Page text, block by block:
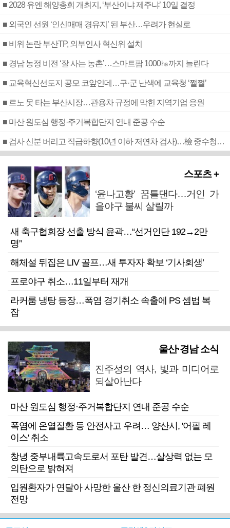
■ 2028 유엔 해양총회 개최지, ‘부산이냐 제주냐’ 10일 결정
■ 외국인 선원 ‘인신매매 경유지’ 된 부산…우려가 현실로
■ 비위 논란 부산TP, 외부인사 혁신위 설치
■ 경남 농정 비전 ‘잘 사는 농촌’…스마트팜 1000㏊까지 늘린다
■ 교육혁신선도지 공모 코앞인데…구·군 난색에 교육청 ‘쩔쩔’
■ 르노 못 타는 부산시장…관용차 규정에 막힌 지역기업 응원
■ 마산 원도심 행정·주거복합단지 연내 준공 수순
■ 검사 신분 버리고 직급하향(10년 이하 저연차 검사)…檢 중수청행 기피
스포츠 +
‘윤나고황’ 꿈틀댄다…거인 가
을야구 불씨 살릴까
새 축구협회장 선출 방식 윤곽…“선거인단 192→2만
명”
해체설 뒤집은 LIV 골프…새 투자자 확보 ‘기사회생’
프로야구 취소…11일부터 재개
라커룸 냉탕 등장…폭염 경기취소 속출에 PS 셈법 복
잡
울산·경남 소식
진주성의 역사, 빛과 미디어로
되살아난다
마산 원도심 행정·주거복합단지 연내 준공 수순
폭염에 온열질환 등 안전사고 우려… 양산시, '어필 레
이스' 취소
창녕 중부내륙고속도로서 포탄 발견…살상력 없는 모
의탄으로 밝혀져
입원환자가 연달아 사망한 울산 한 정신의료기관 폐원
전망